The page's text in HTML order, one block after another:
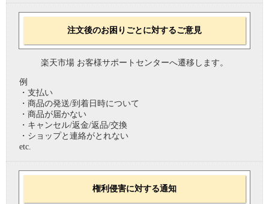
注文後のお困りごとに対するご意見
楽天市場 お客様サポートセンターへ遷移します。
例
・支払い
・商品の発送/到着日時について
・商品が届かない
・キャンセル/返金/返品/交換
・ショップと連絡がとれない
etc.
権利侵害に対する通知